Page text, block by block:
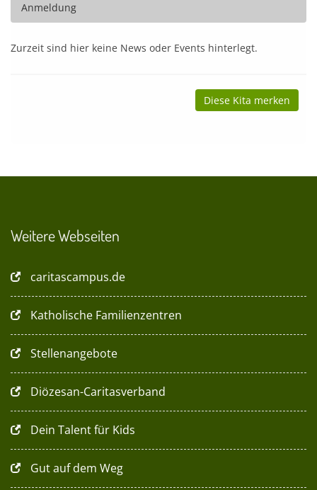
Anmeldung
Zurzeit sind hier keine News oder Events hinterlegt.
Diese Kita merken
Weitere Webseiten
caritascampus.de
Katholische Familienzentren
Stellenangebote
Diözesan-Caritasverband
Dein Talent für Kids
Gut auf dem Weg